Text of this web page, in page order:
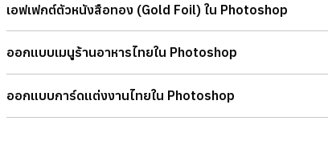
เอฟเฟกต์ตัวหนังสือทอง (Gold Foil) ใน Photoshop
ออกแบบเมนูร้านอาหารไทยใน Photoshop
ออกแบบการ์ดแต่งงานไทยใน Photoshop